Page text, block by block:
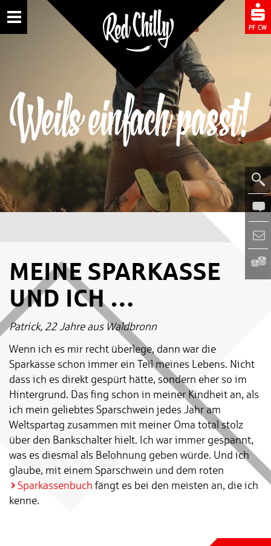
Toggle
Weils einfach passt!
MEINE SPARKASSE
UND ICH …
Patrick, 22 Jahre aus Waldbronn
Wenn ich es mir recht überlege, dann war die
Sparkasse schon immer ein Teil meines Lebens. Nicht
dass ich es direkt gespürt hätte, sondern eher so im
Hintergrund. Das fing schon in meiner Kindheit an, als
ich mein geliebtes Sparschwein jedes Jahr am
Weltspartag zusammen mit meiner Oma total stolz
über den Bankschalter hielt. Ich war immer gespannt,
was es diesmal als Belohnung geben würde. Und ich
glaube, mit einem Sparschwein und dem roten
Sparkassenbuch fängt es bei den meisten an, die ich
kenne.